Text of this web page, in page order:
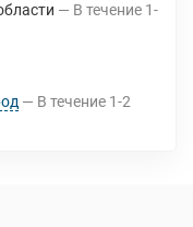
В течение 1-
В течение 1-2